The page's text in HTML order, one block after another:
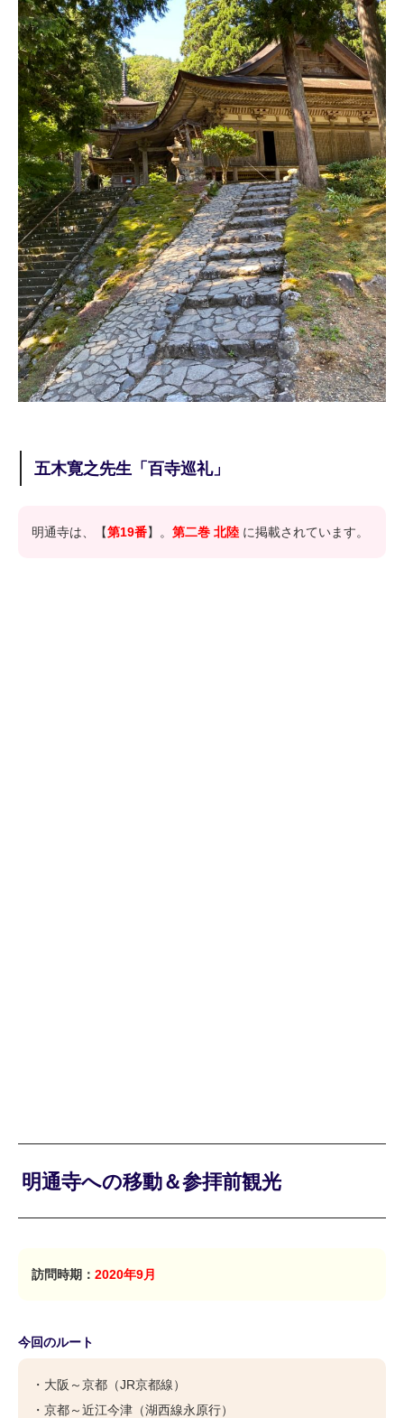
五木寛之先生「百寺巡礼」
明通寺は、【第19番】。 第二巻 北陸 に掲載されています。
明通寺への移動＆参拝前観光
訪問時期： 2020年9月
今回のルート
・大阪～京都（JR京都線）
・京都～近江今津（湖西線永原行）